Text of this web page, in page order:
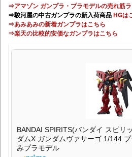
⇒アマゾン ガンプラ・プラモデルの売れ筋
⇒駿河屋の中古ガンプラの新入荷商品HGは
⇒あみあみの新着ガンプラはこちら
⇒楽天の比較的安価なガンプラはこちら
BANDAI SPIRITS(バンダイ スピリ
ダムX ガンダムヴァサーゴ 1/144 プ
みプラモデル